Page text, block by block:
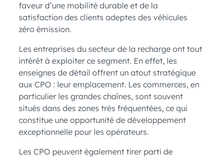
faveur d’une mobilité durable et de la
satisfaction des clients adeptes des véhicules
zéro émission.
Les entreprises du secteur de la recharge ont tout
intérêt à exploiter ce segment. En effet, les
enseignes de détail offrent un atout stratégique
aux CPO : leur emplacement. Les commerces, en
particulier les grandes chaînes, sont souvent
situés dans des zones très fréquentées, ce qui
constitue une opportunité de développement
exceptionnelle pour les opérateurs.
Les CPO peuvent également tirer parti de